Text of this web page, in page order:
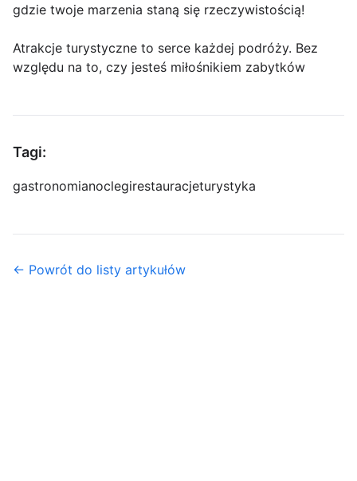
gdzie twoje marzenia staną się rzeczywistością!
Atrakcje turystyczne to serce każdej podróży. Bez
względu na to, czy jesteś miłośnikiem zabytków
Tagi:
gastronomianoclegirestauracjeturystyka
← Powrót do listy artykułów